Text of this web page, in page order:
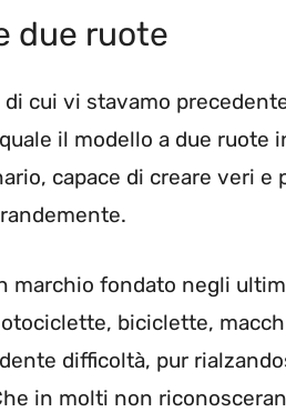
due ruote
cui vi stavamo
il modello a due ruote
capace di creare veri
marchio fondato negli
biciclette,
difficoltà, pur
in molti non